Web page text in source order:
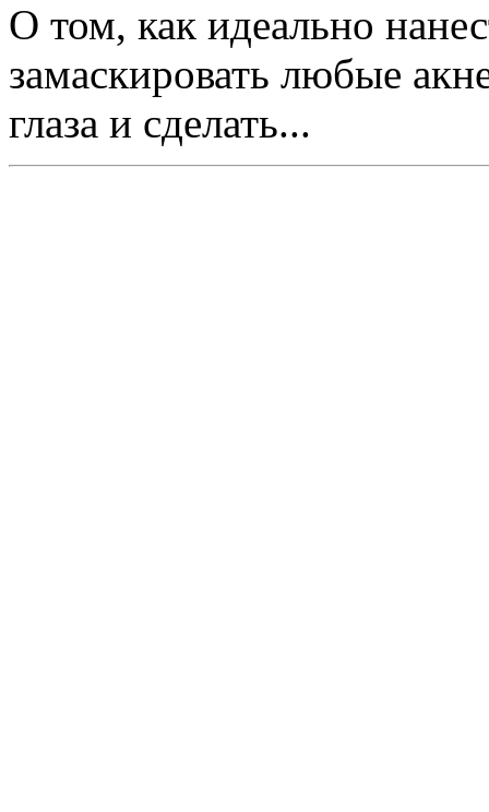
О том, как идеально
замаскировать любые
глаза и сделать...